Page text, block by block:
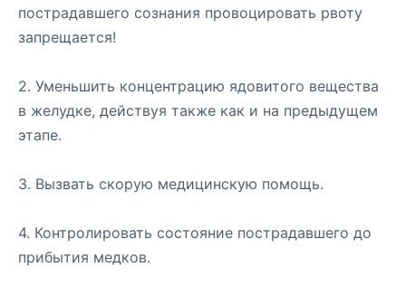
пострадавшего сознания провоцировать рвоту
запрещается!
2. Уменьшить концентрацию ядовитого вещества
в желудке, действуя также как и на предыдущем
этапе.
3. Вызвать скорую медицинскую помощь.
4. Контролировать состояние пострадавшего до
прибытия медков.